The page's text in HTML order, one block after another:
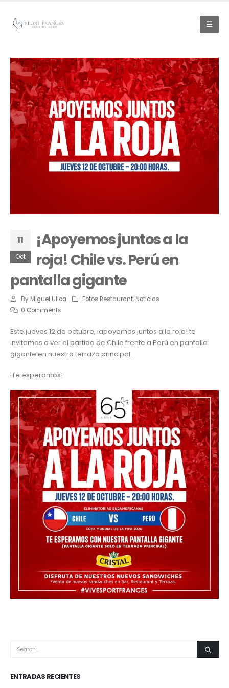
11
Oct
¡Apoyemos juntos a la
roja! Chile vs. Perú en
pantalla gigante
By Miguel Ulloa Fotos Restaurant, Noticias
0 Comments
Este jueves 12 de octubre, ¡apoyemos juntos a la roja! te
invitamos a ver el partido de Chile frente a Perú en pantalla
gigante en nuestra terraza principal.
¡Te esperamos!
ENTRADAS RECIENTES